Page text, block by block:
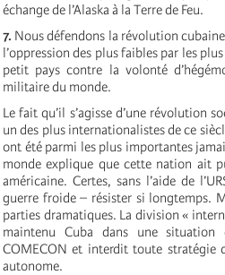
échange de l’Alaska à la Terre de Feu.
7. Nous défendons la révolution
l’oppression des plus faibles par les
petit pays contre la volonté
militaire du monde.
Le fait qu’il s’agisse d’une révolution
un des plus internationalistes de ce
ont été parmi les plus importantes
monde explique que cette nation ait
américaine. Certes, sans l’aide de
guerre froide – résister si longtemps.
parties dramatiques. La division «
maintenu Cuba dans une situation
COMECON et interdit toute stratégie
autonome.